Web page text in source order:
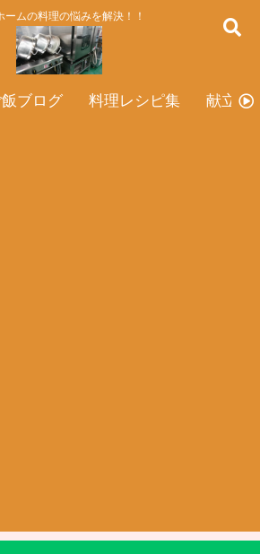
ームの料理の悩みを解決！！
ブログ 料理レシピ集 献立表